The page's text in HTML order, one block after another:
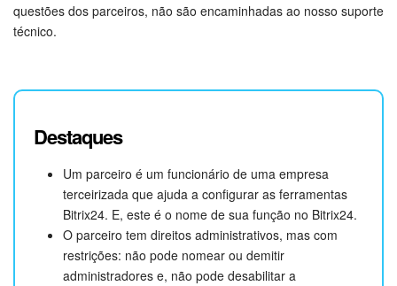
questões dos parceiros, não são encaminhadas ao nosso suporte
técnico.
Destaques
Um parceiro é um funcionário de uma empresa
terceirizada que ajuda a configurar as ferramentas
Bitrix24. E, este é o nome de sua função no Bitrix24.
O parceiro tem direitos administrativos, mas com
restrições: não pode nomear ou demitir
administradores e, não pode desabilitar a